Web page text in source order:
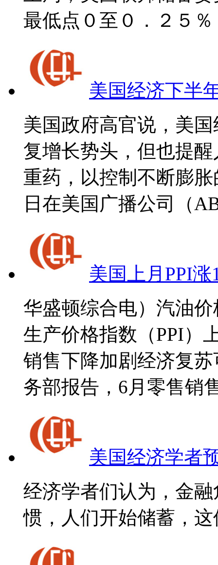
最低点０至０．２５％
美国经济下半
美国政府高官说，美
复增长势头，但也提
重药，以控制不断膨
日在美国广播公司（
美国上月PPI涨
华盛顿综合电）汽油
生产价格指数（PPI）
销售下降加剧经济复
务部报告，6月零售销
美国经济学者
经济学者们认为，金
惯，人们开始储蓄，